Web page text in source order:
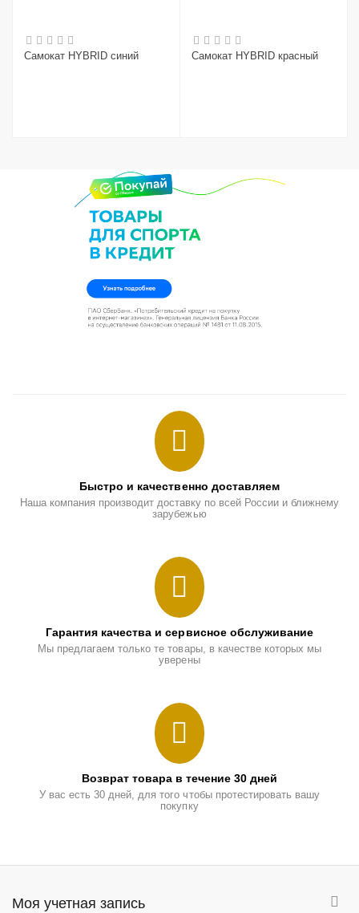
Самокат HYBRID синий Самокат HYBRID красный
Быстро и качественно доставляем
Наша компания производит доставку по всей России и ближнему
зарубежью
Гарантия качества и сервисное обслуживание
Мы предлагаем только те товары, в качестве которых мы
уверены
Возврат товара в течение 30 дней
У вас есть 30 дней, для того чтобы протестировать вашу
покупку
Моя учетная запись